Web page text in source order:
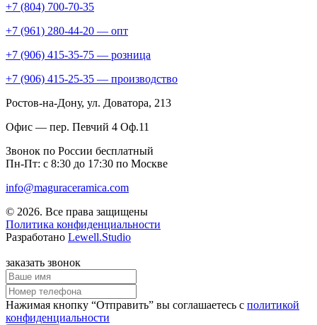
+7 (804) 700-70-35
+7 (961) 280-44-20 — опт
+7 (906) 415-35-75 — розница
+7 (906) 415-25-35 — производство
Ростов-на-Дону, ул. Доватора, 213
Офис — пер. Певчий 4 Оф.11
Звонок по России бесплатный
Пн-Пт: с 8:30 до 17:30 по Москве
info@maguraceramica.com
© 2026. Все права защищены
Политика конфиденциальности
Разработано Lewell.Studio
заказать звонок
Нажимая кнопку “Отправить” вы соглашаетесь с политикой
конфиденциальности